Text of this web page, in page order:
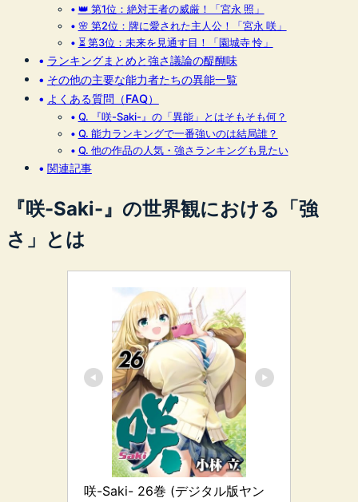
👑 第1位：絶対王者の威厳！「宮永 照」
🌸 第2位：牌に愛された主人公！「宮永 咲」
⏳ 第3位：未来を見通す目！「園城寺 怜」
ランキングまとめと強さ議論の醍醐味
その他の主要な能力者たちの異能一覧
よくある質問（FAQ）
Q. 『咲-Saki-』の「異能」とはそもそも何？
Q. 能力ランキングで一番強いのは結局誰？
Q. 他の作品の人気・強さランキングも見たい
関連記事
『咲-Saki-』の世界観における「強
さ」とは
咲-Saki- 26巻 (デジタル版ヤン